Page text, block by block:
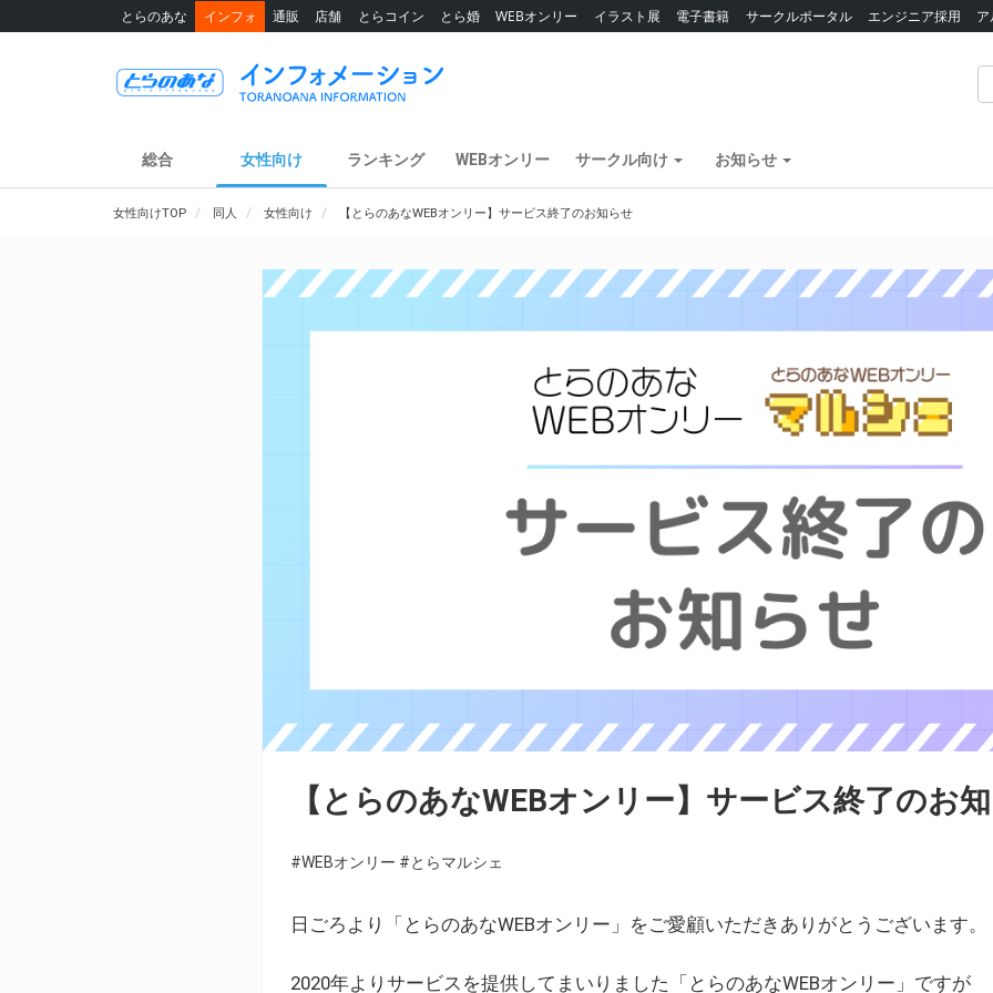
とらのあな インフォ 通販 店舗 とらコイン とら婚 WEBオンリー イラスト展 電子書籍 サークルポータル エンジニア採用
総合 女性向け ランキング WEBオンリー サークル向け お知らせ
女性向けTOP 同人 女性向け 【とらのあなWEBオンリー】サービス終了のお知らせ
【とらのあなWEBオンリー】サービス終了のお
#WEBオンリー #とらマルシェ
日ごろより「とらのあなWEBオンリー」をご愛顧いただきありがとうございます。
2020年よりサービスを提供してまいりました「とらのあなWEBオンリー」ですが